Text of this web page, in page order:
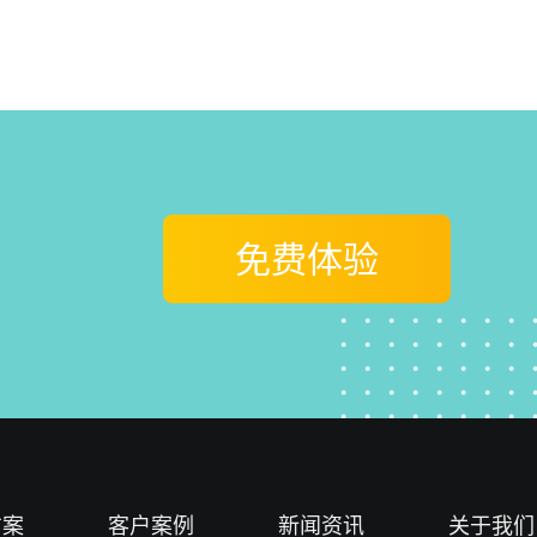
免费体验
客户案例 新闻资讯 关于我们